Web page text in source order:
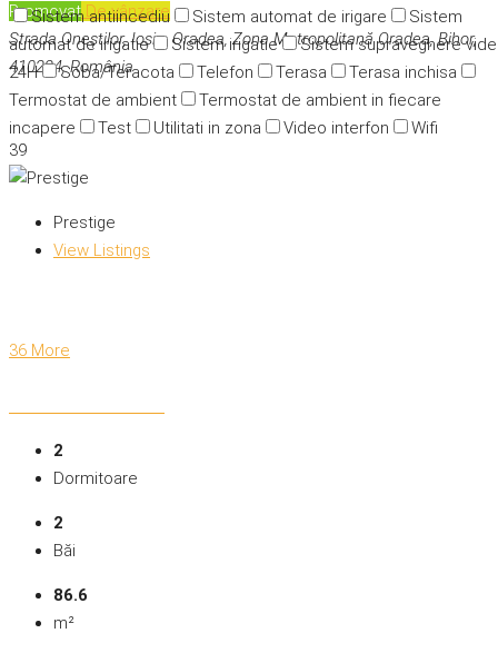
Sistem antiincediu
Sistem automat de irigare
Sistem
automat de irigatie
Sistem irigatie
Sistem supraveghere
24H
Soba/Teracota Telefon Terasa
Terasa inchisa
Termostat de ambient
Termostat de ambient in fiecare
incapere
Test Utilitati in zona Video interfon Wifi
PromovatDe vânzare
Strada Oneștilor, Ioşia, Oradea, Zona Metropolitană Oradea, Bihor,
410224, România
39
Prestige
View Listings
36 More
2
Dormitoare
2
Băi
86.6
m²